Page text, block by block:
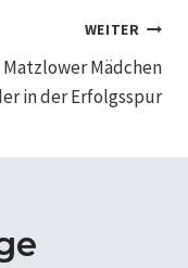
WEITER
Matzlower Mädchen
in der Erfolgsspur